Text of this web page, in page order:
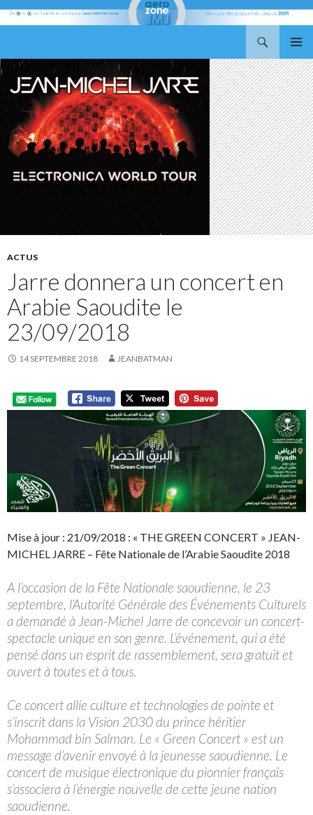
MENU
AU
CONTENU
ACTUS
Jarre donnera un concert en
Arabie Saoudite le
23/09/2018
14 SEPTEMBRE 2018 JEANBATMAN
Mise à jour : 21/09/2018 : « THE GREEN CONCERT » JEAN-
MICHEL JARRE – Fête Nationale de l’Arabie Saoudite 2018
A l’occasion de la Fête Nationale saoudienne, le 23
septembre, l’Autorité Générale des Événements Culturels
a demandé à Jean-Michel Jarre de concevoir un concert-
spectacle unique en son genre. L’événement, qui a été
pensé dans un esprit de rassemblement, sera gratuit et
ouvert à toutes et à tous.
Ce concert allie culture et technologies de pointe et
s’inscrit dans la Vision 2030 du prince héritier
Mohammad bin Salman. Le « Green Concert » est un
message d’avenir envoyé à la jeunesse saoudienne. Le
concert de musique électronique du pionnier français
s’associera à l’énergie nouvelle de cette jeune nation
saoudienne.